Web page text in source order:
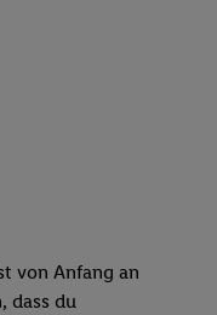
von Anfang an
dass du